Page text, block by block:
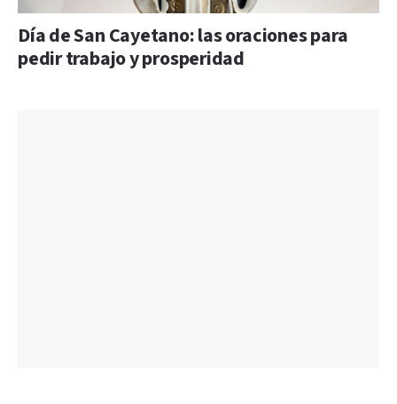
Día de San Cayetano: las oraciones para
pedir trabajo y prosperidad